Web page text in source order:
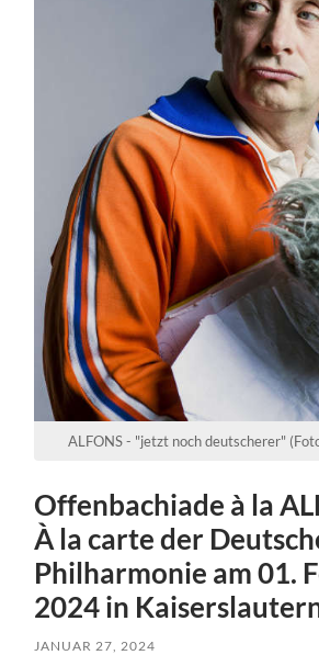
ALFONS - "jetzt noch deutscherer"
Offenbachiade à la
À la carte der
Philharmonie am 01.
2024 in
JANUAR 27, 2024